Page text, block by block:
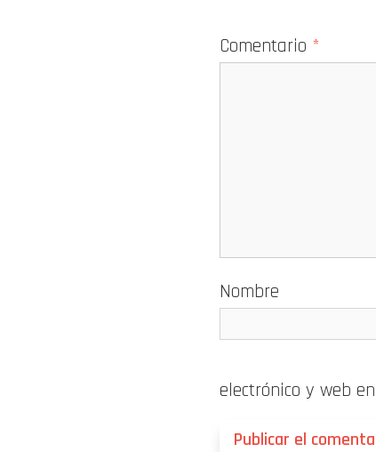
Comentario *
Nombre
electrónico y web